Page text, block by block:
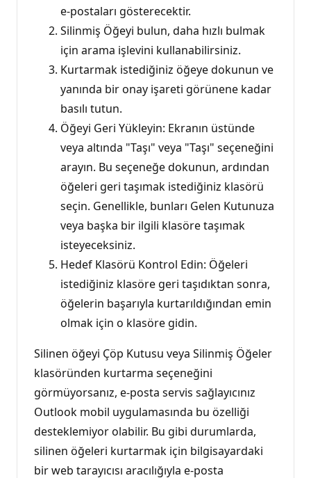
e-postaları gösterecektir.
Silinmiş Öğeyi bulun, daha hızlı bulmak
için arama işlevini kullanabilirsiniz.
Kurtarmak istediğiniz öğeye dokunun ve
yanında bir onay işareti görünene kadar
basılı tutun.
Öğeyi Geri Yükleyin: Ekranın üstünde
veya altında "Taşı" veya "Taşı" seçeneğini
arayın. Bu seçeneğe dokunun, ardından
öğeleri geri taşımak istediğiniz klasörü
seçin. Genellikle, bunları Gelen Kutunuza
veya başka bir ilgili klasöre taşımak
isteyeceksiniz.
Hedef Klasörü Kontrol Edin: Öğeleri
istediğiniz klasöre geri taşıdıktan sonra,
öğelerin başarıyla kurtarıldığından emin
olmak için o klasöre gidin.
Silinen öğeyi Çöp Kutusu veya Silinmiş Öğeler
klasöründen kurtarma seçeneğini
görmüyorsanız, e-posta servis sağlayıcınız
Outlook mobil uygulamasında bu özelliği
desteklemiyor olabilir. Bu gibi durumlarda,
silinen öğeleri kurtarmak için bilgisayardaki
bir web tarayıcısı aracılığıyla e-posta